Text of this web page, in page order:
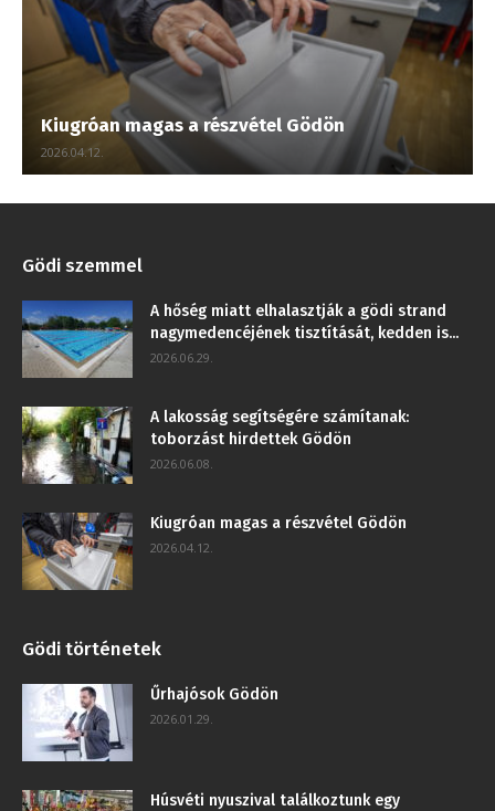
Kiugróan magas a részvétel Gödön
2026.04.12.
Gödi szemmel
A hőség miatt elhalasztják a gödi strand
nagymedencéjének tisztítását, kedden is...
2026.06.29.
A lakosság segítségére számítanak:
toborzást hirdettek Gödön
2026.06.08.
Kiugróan magas a részvétel Gödön
2026.04.12.
Gödi történetek
Űrhajósok Gödön
2026.01.29.
Húsvéti nyuszival találkoztunk egy